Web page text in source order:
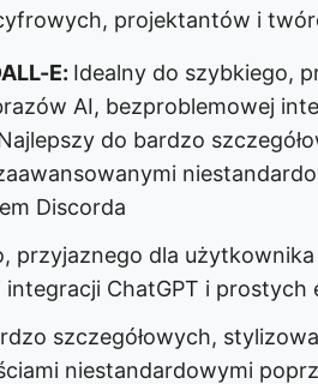
projektantów i
E: Idealny do szybkiego,
AI, bezproblemowej
do bardzo
Discorda
przyjaznego dla
ChatGPT i prostych
szczegółowych,
niestandardowymi